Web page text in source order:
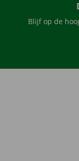
Blijf op de